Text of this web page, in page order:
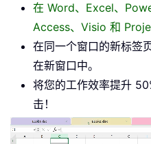
在 Word、Excel、
Access、Visio 和
在同一个窗口的新标签
在新窗口中。
将您的工作效率提升
击！